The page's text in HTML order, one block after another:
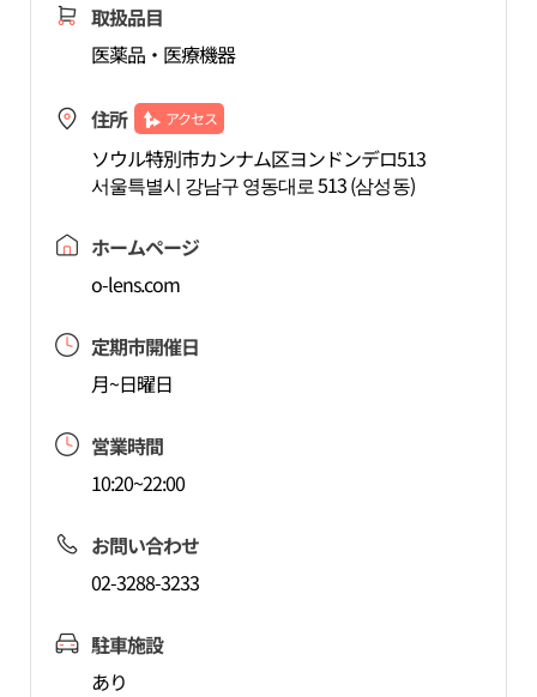
取扱品目
医薬品・医療機器
住所 アクセス
ソウル特別市カンナム区ヨンドンデロ513
서울특별시 강남구 영동대로 513 (삼성동)
ホームページ
o-lens.com
定期市開催日
月~日曜日
営業時間
10:20~22:00
お問い合わせ
02-3288-3233
駐車施設
あり